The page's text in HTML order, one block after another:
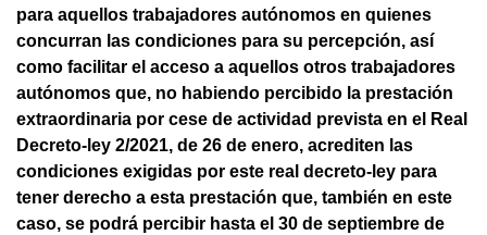
para aquellos trabajadores autónomos en quienes
concurran las condiciones para su percepción, así
como facilitar el acceso a aquellos otros trabajadores
autónomos que, no habiendo percibido la prestación
extraordinaria por cese de actividad prevista en el Real
Decreto-ley 2/2021, de 26 de enero, acrediten las
condiciones exigidas por este real decreto-ley para
tener derecho a esta prestación que, también en este
caso, se podrá percibir hasta el 30 de septiembre de